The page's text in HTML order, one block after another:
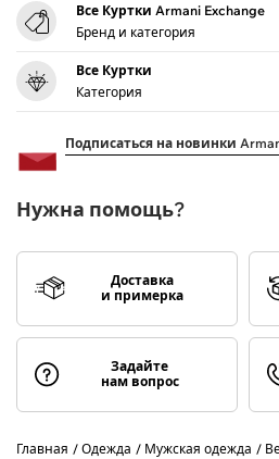
Все Куртки Armani Exchange
Бренд и категория
Все Куртки
Категория
Подписаться на новинки
Нужна помощь?
Доставка
и примерка
Задайте
нам вопрос
Главная Одежда Мужская одежда